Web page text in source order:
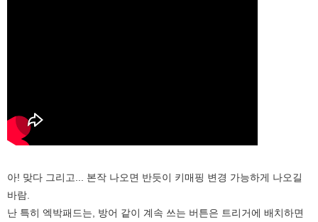
아! 맞다 그리고... 본작 나오면 반듯이 키매핑 변경 가능하게 나오길
바람.
난 특히 엑박패드는, 방어 같이 계속 쓰는 버튼은 트리거에 배치하면